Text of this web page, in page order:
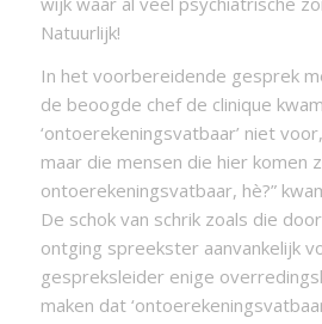
Natuurlijk!
In het voorbereidende gesprek
de beoogde chef de clinique
‘ontoerekeningsvatbaar’ niet
maar die mensen die hier komen
ontoerekeningsvatbaar, hè?”
De schok van schrik zoals die
ontging spreekster aanvankelijk
gespreksleider enige
maken dat